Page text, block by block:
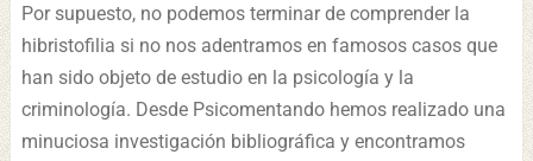
Por supuesto, no podemos terminar de comprender la
hibristofilia si no nos adentramos en famosos casos que
han sido objeto de estudio en la psicología y la
criminología. Desde Psicomentando hemos realizado una
minuciosa investigación bibliográfica y encontramos